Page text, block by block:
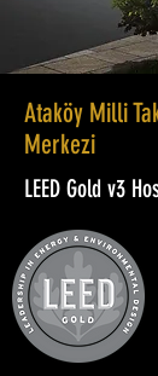
Ataköy Milli
Merkezi
LEED Gold v3